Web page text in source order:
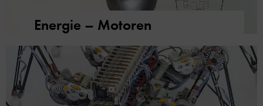
Energie – Motoren